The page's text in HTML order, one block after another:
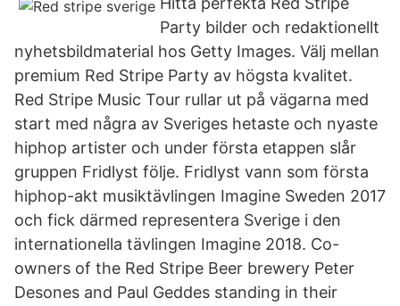
Party bilder och redaktionellt
nyhetsbildmaterial hos Getty Images. Välj mellan
premium Red Stripe Party av högsta kvalitet.
Red Stripe Music Tour rullar ut på vägarna med
start med några av Sveriges hetaste och nyaste
hiphop artister och under första etappen slår
gruppen Fridlyst följe. Fridlyst vann som första
hiphop-akt musiktävlingen Imagine Sweden 2017
och fick därmed representera Sverige i den
internationella tävlingen Imagine 2018. Co-
owners of the Red Stripe Beer brewery Peter
Desones and Paul Geddes standing in their